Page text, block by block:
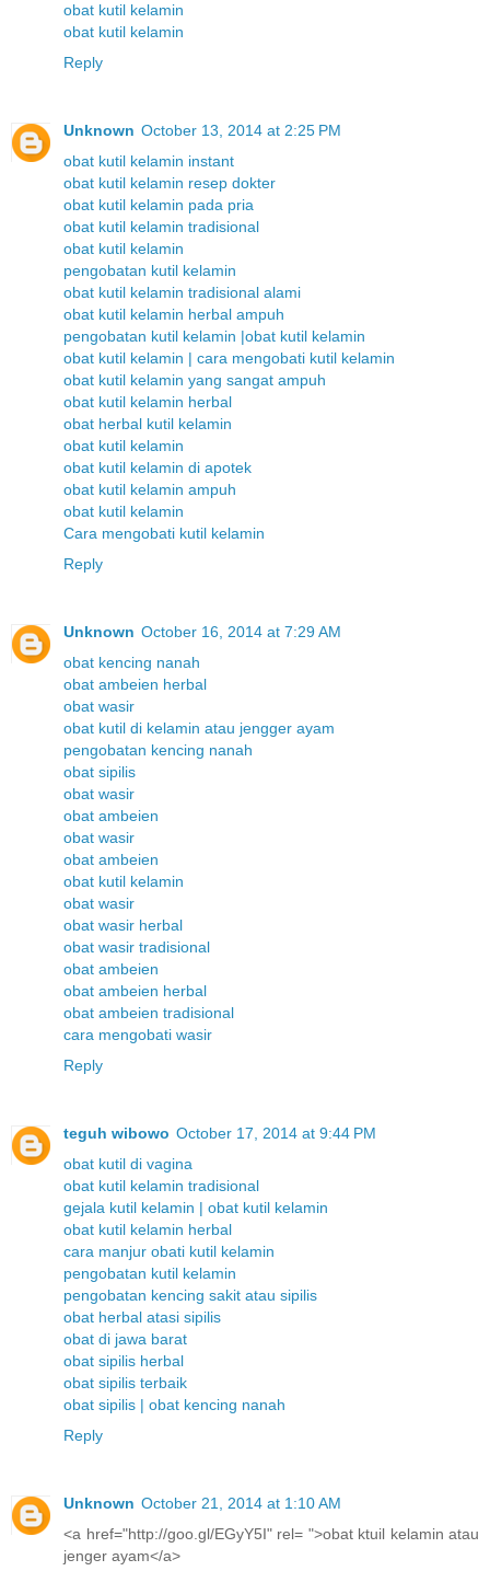
obat kutil kelamin
obat kutil kelamin
Reply
Unknown October 13, 2014 at 2:25 PM
obat kutil kelamin instant
obat kutil kelamin resep dokter
obat kutil kelamin pada pria
obat kutil kelamin tradisional
obat kutil kelamin
pengobatan kutil kelamin
obat kutil kelamin tradisional alami
obat kutil kelamin herbal ampuh
pengobatan kutil kelamin |obat kutil kelamin
obat kutil kelamin | cara mengobati kutil kelamin
obat kutil kelamin yang sangat ampuh
obat kutil kelamin herbal
obat herbal kutil kelamin
obat kutil kelamin
obat kutil kelamin di apotek
obat kutil kelamin ampuh
obat kutil kelamin
Cara mengobati kutil kelamin
Reply
Unknown October 16, 2014 at 7:29 AM
obat kencing nanah
obat ambeien herbal
obat wasir
obat kutil di kelamin atau jengger ayam
pengobatan kencing nanah
obat sipilis
obat wasir
obat ambeien
obat wasir
obat ambeien
obat kutil kelamin
obat wasir
obat wasir herbal
obat wasir tradisional
obat ambeien
obat ambeien herbal
obat ambeien tradisional
cara mengobati wasir
Reply
teguh wibowo October 17, 2014 at 9:44 PM
obat kutil di vagina
obat kutil kelamin tradisional
gejala kutil kelamin | obat kutil kelamin
obat kutil kelamin herbal
cara manjur obati kutil kelamin
pengobatan kutil kelamin
pengobatan kencing sakit atau sipilis
obat herbal atasi sipilis
obat di jawa barat
obat sipilis herbal
obat sipilis terbaik
obat sipilis | obat kencing nanah
Reply
Unknown October 21, 2014 at 1:10 AM
<a href="http://goo.gl/EGyY5I" rel= ">obat ktuil kelamin atau
jenger ayam</a>